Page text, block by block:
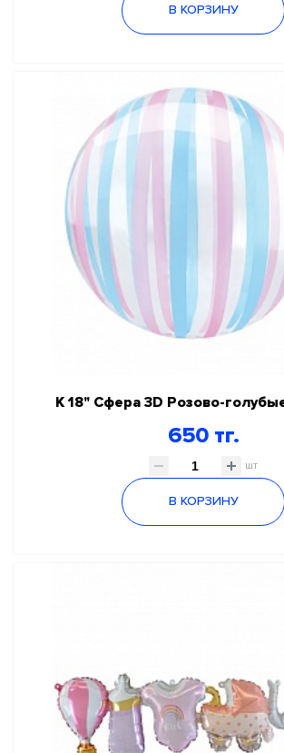
В КОРЗИНУ
К 18" Сфера 3D Розово-
650 тг.
шт
В КОРЗИНУ